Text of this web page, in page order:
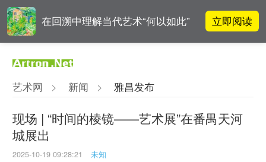
在回溯中理解当代艺术“何以如此” 立即阅读
发起全球维权
雅昌指数 | 月度(2025年7月)策展人
影响力榜单
对话 | 在开放和自由中确立艺术价
值
艺术网 > 新闻 > 雅昌发布
现场 | “时间的棱镜——艺术展”在番禺天河
城展出
2025-10-19 09:28:21 未知